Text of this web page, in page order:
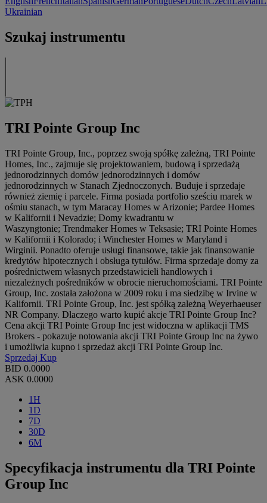
Ukrainian
Szukaj instrumentu
TRI Pointe Group Inc
TRI Pointe Group, Inc., poprzez swoją spółkę zależną, TRI Pointe
Homes, Inc., zajmuje się projektowaniem, budową i sprzedażą
jednorodzinnych domów jednorodzinnych i domów
jednorodzinnych w Stanach Zjednoczonych. Buduje i sprzedaje
również ziemię i parcele. Firma posiada portfolio sześciu marek w
ośmiu stanach, w tym Maracay Homes w Arizonie; Pardee Homes
w Kalifornii i Nevadzie; Domy kwadrantu w
Waszyngtonie; Trendmaker Homes w Teksasie; TRI Pointe Homes
w Kalifornii i Kolorado; i Winchester Homes w Maryland i
Wirginii. Ponadto oferuje usługi finansowe, takie jak finansowanie
kredytów hipotecznych i obsługa tytułów. Firma sprzedaje domy za
pośrednictwem własnych przedstawicieli handlowych i
niezależnych pośredników w obrocie nieruchomościami. TRI Pointe
Group, Inc. została założona w 2009 roku i ma siedzibę w Irvine w
Kalifornii. TRI Pointe Group, Inc. jest spółką zależną Weyerhaeuser
NR Company. Dlaczego warto kupić akcje TRI Pointe Group Inc?
Cena akcji TRI Pointe Group Inc jest widoczna w aplikacji TMS
Brokers - pokazuje notowania akcji TRI Pointe Group Inc na żywo
i umożliwia kupno i sprzedaż akcji TRI Pointe Group Inc.
Sprzedaj Kup
BID 0.0000
ASK 0.0000
1H
1D
7D
30D
6M
Specyfikacja instrumentu dla TRI Pointe
Group Inc